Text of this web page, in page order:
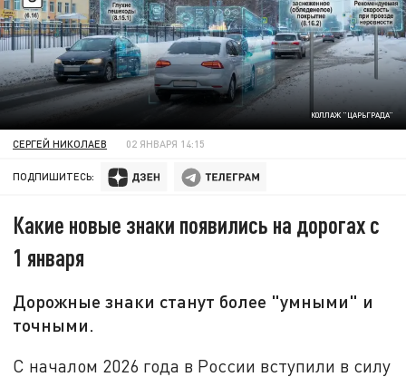
КОЛЛАЖ "ЦАРЬГРАДА"
СЕРГЕЙ НИКОЛАЕВ 02 ЯНВАРЯ 14:15
ПОДПИШИТЕСЬ:
Какие новые знаки появились на дорогах с
1 января
Дорожные знаки станут более "умными" и
точными.
С началом 2026 года в России вступили в силу